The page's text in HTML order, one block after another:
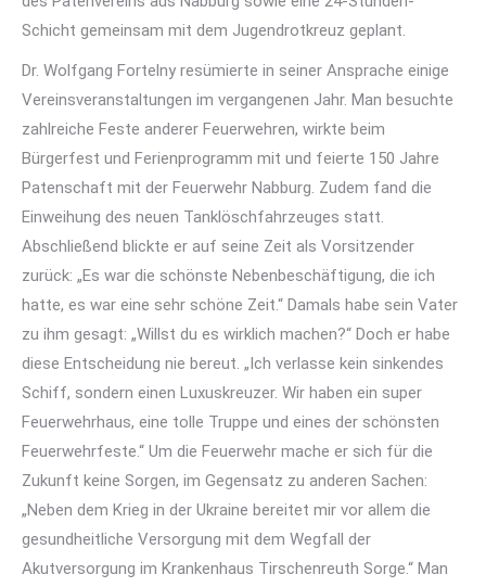
Schicht gemeinsam mit dem Jugendrotkreuz geplant.
Dr. Wolfgang Fortelny resümierte in seiner Ansprache einige
Vereinsveranstaltungen im vergangenen Jahr. Man besuchte
zahlreiche Feste anderer Feuerwehren, wirkte beim
Bürgerfest und Ferienprogramm mit und feierte 150 Jahre
Patenschaft mit der Feuerwehr Nabburg. Zudem fand die
Einweihung des neuen Tanklöschfahrzeuges statt.
Abschließend blickte er auf seine Zeit als Vorsitzender
zurück: „Es war die schönste Nebenbeschäftigung, die ich
hatte, es war eine sehr schöne Zeit.“ Damals habe sein Vater
zu ihm gesagt: „Willst du es wirklich machen?“ Doch er habe
diese Entscheidung nie bereut. „Ich verlasse kein sinkendes
Schiff, sondern einen Luxuskreuzer. Wir haben ein super
Feuerwehrhaus, eine tolle Truppe und eines der schönsten
Feuerwehrfeste.“ Um die Feuerwehr mache er sich für die
Zukunft keine Sorgen, im Gegensatz zu anderen Sachen:
„Neben dem Krieg in der Ukraine bereitet mir vor allem die
gesundheitliche Versorgung mit dem Wegfall der
Akutversorgung im Krankenhaus Tirschenreuth Sorge.“ Man